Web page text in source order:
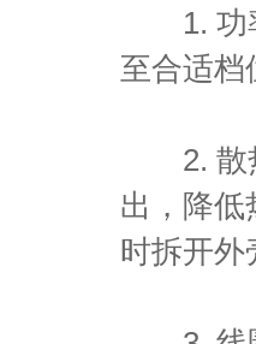
1. 功率
至合适档
2. 散热
出，降低
时拆开外